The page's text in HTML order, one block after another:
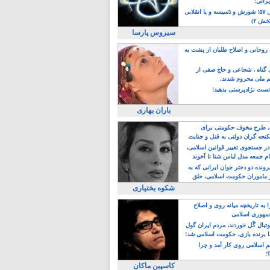
رویداد سال ۵۷؛ شورش و دَسیسه و یا انقلابی
۲)
سیروس پارسا
و اصلاح طلبان از پشت به
گناه ، شجاعی و حاج صفی از
ملی محروم شدند.
نژادپرستی بدهید!
باران بهاری
مخوف حکومتی برای
گران دولتی به قتل و جنایت
جستجوی تغییر قوانین اسلامی،
جمعه مدل لباس شنا تا آخوند
دو دختر جوان ایرانی که به
ماموران حکومت اسلامی، حلق
شکوه بختیاری
به تاریخچه میانه روی و اصلاح
اسلامی
گًل خوردند، مردم ایران گول
برنده بازی، حکومت اسلامی شد!
اسلامی روی کار آمد و چرا
کاسپین ماکان